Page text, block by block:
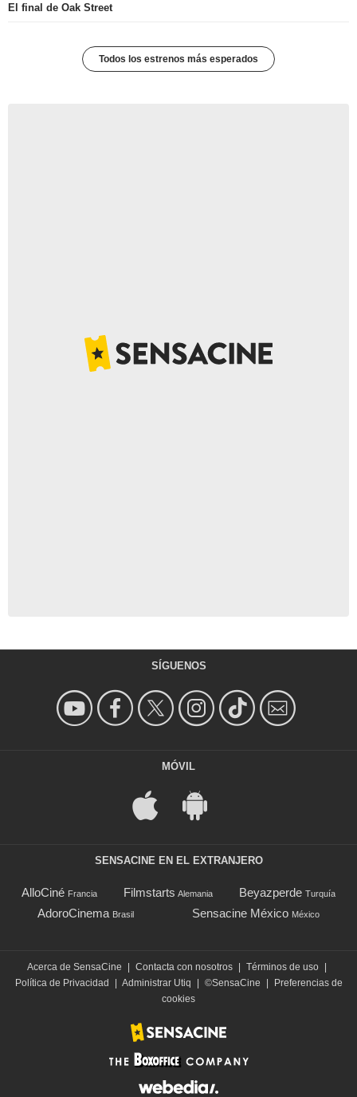
El final de Oak Street
Todos los estrenos más esperados
SÍGUENOS
MÓVIL
SENSACINE EN EL EXTRANJERO
AlloCiné Francia Filmstarts Alemania Beyazperde Turquía
AdoroCinema Brasil Sensacine México México
Acerca de SensaCine | Contacta con nosotros | Términos de uso |
Política de Privacidad
| Administrar Utiq | ©SensaCine |
Preferencias de
cookies